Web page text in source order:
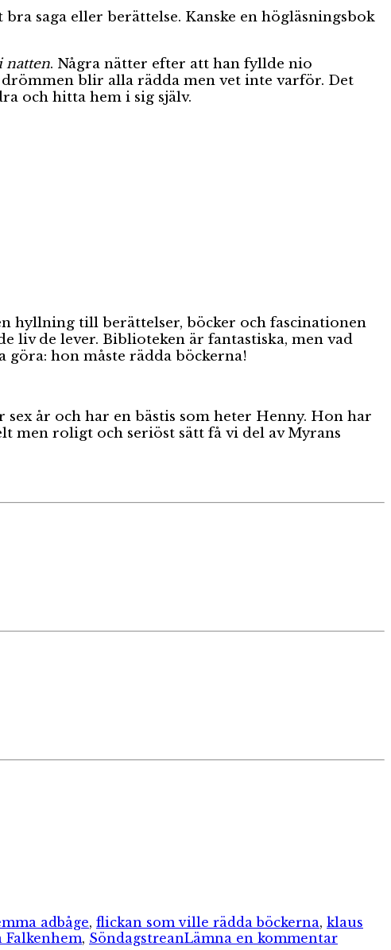
saga eller berättelse. Kanske en högläsningsbok
natten. Några nätter efter att han fyllde nio
blir alla rädda men vet inte varför. Det
och hitta hem i sig själv.
hyllning till berättelser, böcker och fascinationen
liv de lever. Biblioteken är fantastiska, men vad
göra: hon måste rädda böckerna!
år och har en bästis som heter Henny. Hon har
men roligt och seriöst sätt få vi del av Myrans
adbåge, flickan som ville rädda böckerna, klaus
Falkenhem, SöndagstreanLämna en kommentartill